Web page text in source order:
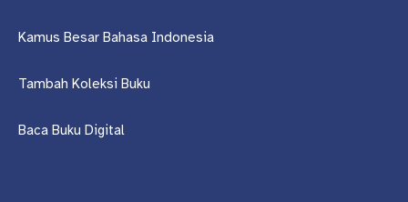
Kamus Besar Bahasa Indonesia
Tambah Koleksi Buku
Baca Buku Digital